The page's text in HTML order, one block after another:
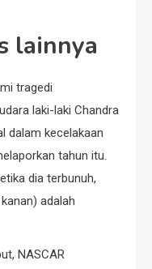
lainnya
tragedi
laki-laki Chandra
dalam kecelakaan
tahun itu.
dia terbunuh,
adalah
NASCAR